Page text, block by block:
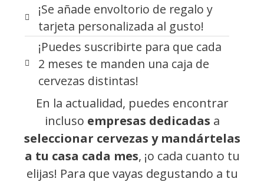
¡Se añade envoltorio de regalo y
tarjeta personalizada al gusto!
¡Puedes suscribirte para que cada
2 meses te manden una caja de
cervezas distintas!
En la actualidad, puedes encontrar
incluso empresas dedicadas a
seleccionar cervezas y mandártelas
a tu casa cada mes, ¡o cada cuanto tu
elijas! Para que vayas degustando a tu